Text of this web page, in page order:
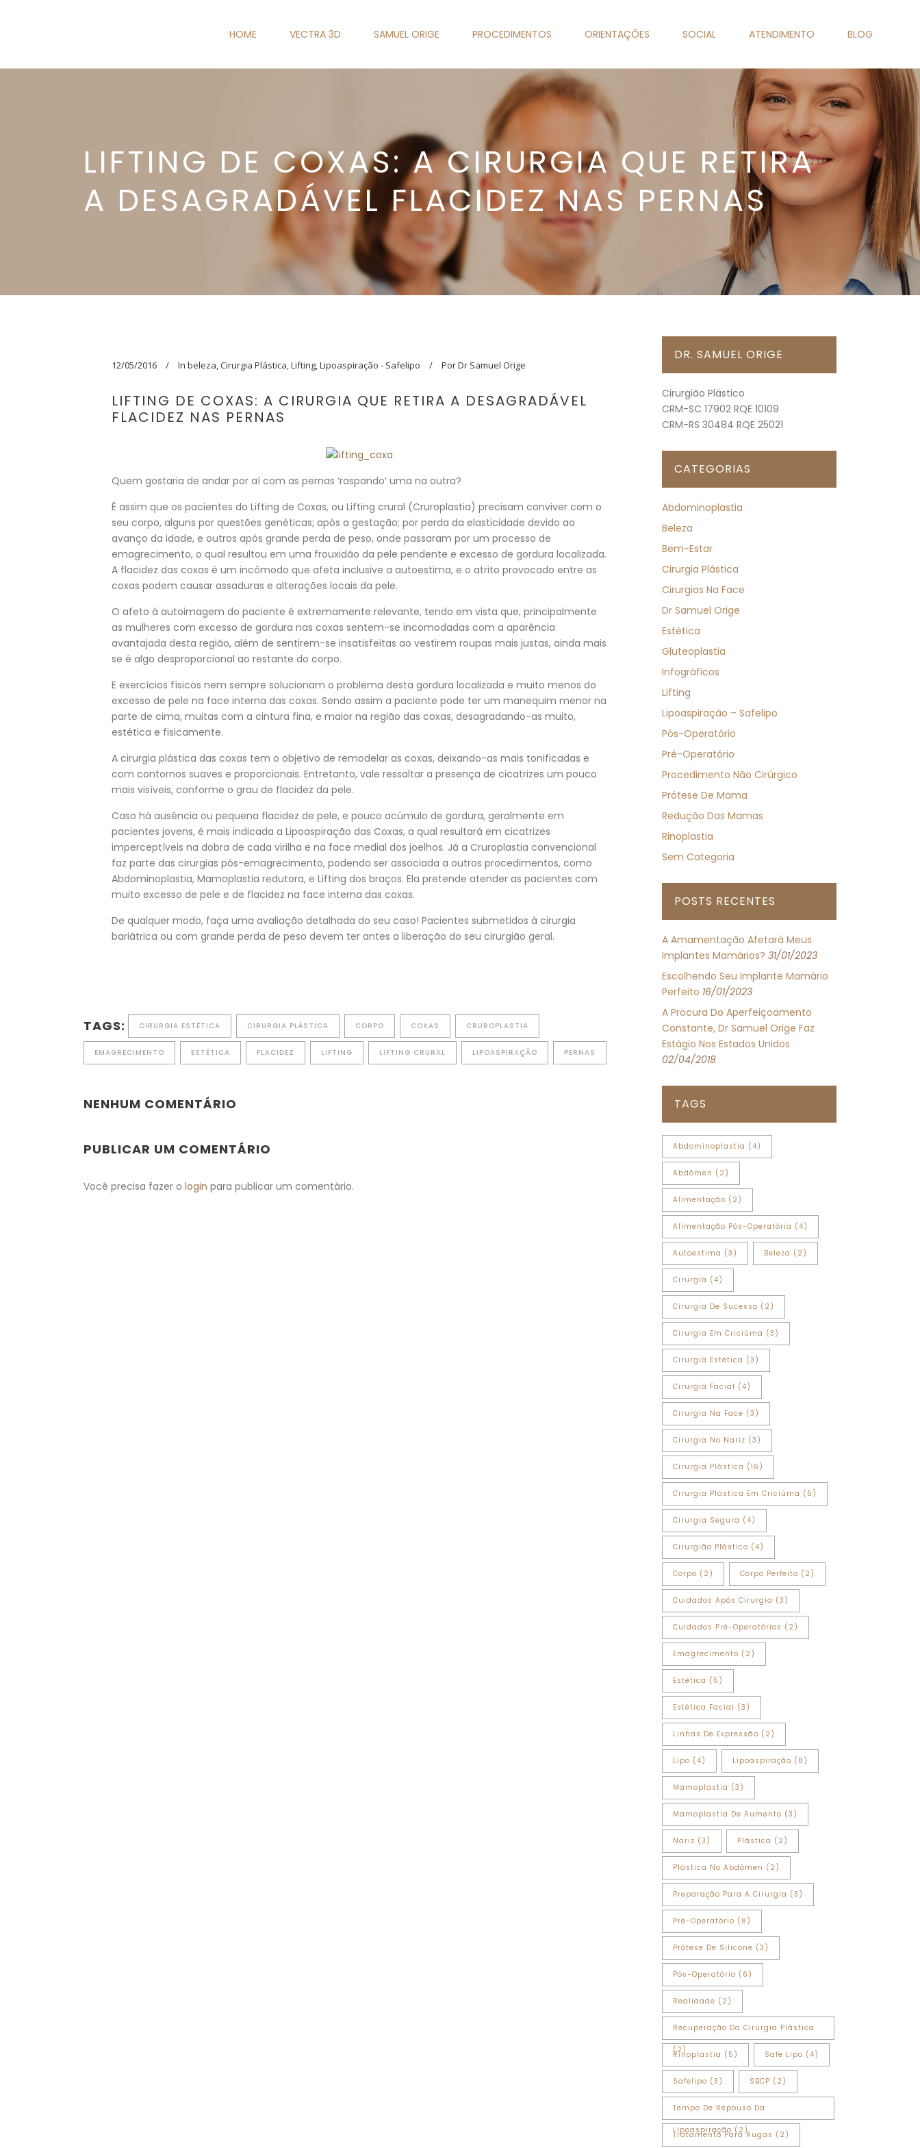
HOME VECTRA 3D SAMUEL ORIGE PROCEDIMENTOS ORIENTAÇÕES SOCIAL ATENDIMENTO BLOG
LIFTING DE COXAS: A CIRURGIA QUE RETIRA
A DESAGRADÁVEL FLACIDEZ NAS PERNAS
12/05/2016 In beleza,Cirurgia Plástica,Lifting,Lipoaspiração - Safelipo PorDr Samuel Orige
LIFTING DE COXAS: A CIRURGIA QUE RETIRA A DESAGRADÁVEL
FLACIDEZ NAS PERNAS
Quem gostaria de andar por aí com as pernas ‘raspando’ uma na outra?
É assim que os pacientes do Lifting de Coxas, ou Lifting crural (Cruroplastia) precisam conviver com o
seu corpo, alguns por questões genéticas; após a gestação; por perda da elasticidade devido ao
avanço da idade, e outros após grande perda de peso, onde passaram por um processo de
emagrecimento, o qual resultou em uma frouxidão da pele pendente e excesso de gordura localizada.
A flacidez das coxas é um incômodo que afeta inclusive a autoestima, e o atrito provocado entre as
coxas podem causar assaduras e alterações locais da pele.
O afeto à autoimagem do paciente é extremamente relevante, tendo em vista que, principalmente
as mulheres com excesso de gordura nas coxas sentem-se incomodadas com a aparência
avantajada desta região, além de sentirem-se insatisfeitas ao vestirem roupas mais justas, ainda mais
se é algo desproporcional ao restante do corpo.
E exercícios físicos nem sempre solucionam o problema desta gordura localizada e muito menos do
excesso de pele na face interna das coxas. Sendo assim a paciente pode ter um manequim menor na
parte de cima, muitas com a cintura fina, e maior na região das coxas, desagradando-as muito,
estética e fisicamente.
A cirurgia plástica das coxas tem o objetivo de remodelar as coxas, deixando-as mais tonificadas e
com contornos suaves e proporcionais. Entretanto, vale ressaltar a presença de cicatrizes um pouco
mais visíveis, conforme o grau de flacidez da pele.
Caso há ausência ou pequena flacidez de pele, e pouco acúmulo de gordura, geralmente em
pacientes jovens, é mais indicada a Lipoaspiração das Coxas, a qual resultará em cicatrizes
imperceptíveis na dobra de cada virilha e na face medial dos joelhos. Já a Cruroplastia convencional
faz parte das cirurgias pós-emagrecimento, podendo ser associada a outros procedimentos, como
Abdominoplastia, Mamoplastia redutora, e Lifting dos braços. Ela pretende atender as pacientes com
muito excesso de pele e de flacidez na face interna das coxas.
De qualquer modo, faça uma avaliação detalhada do seu caso! Pacientes submetidos à cirurgia
bariátrica ou com grande perda de peso devem ter antes a liberação do seu cirurgião geral.
TAGS: CIRURGIA ESTÉTICA CIRURGIA PLÁSTICA CORPO COXAS CRUROPLASTIA
EMAGRECIMENTO ESTÉTICA FLACIDEZ LIFTING LIFTING CRURAL LIPOASPIRAÇÃO PERNAS
NENHUM COMENTÁRIO
PUBLICAR UM COMENTÁRIO
Você precisa fazer o login para publicar um comentário.
DR. SAMUEL ORIGE
Cirurgião Plástico
CRM-SC 17902 RQE 10109
CRM-RS 30484 RQE 25021
CATEGORIAS
Abdominoplastia
Beleza
Bem-Estar
Cirurgia Plástica
Cirurgias Na Face
Dr Samuel Orige
Estética
Gluteoplastia
Infográficos
Lifting
Lipoaspiração – Safelipo
Pós-Operatório
Pré-Operatório
Procedimento Não Cirúrgico
Prótese De Mama
Redução Das Mamas
Rinoplastia
Sem Categoria
POSTS RECENTES
A Amamentação Afetará Meus
Implantes Mamários? 31/01/2023
Escolhendo Seu Implante Mamário
Perfeito 16/01/2023
A Procura Do Aperfeiçoamento
Constante, Dr Samuel Orige Faz
Estágio Nos Estados Unidos
02/04/2018
TAGS
Abdominoplastia (4)
Abdômen (2)
Alimentação (2)
Alimentação Pós-Operatória (4)
Autoestima (3) Beleza (2)
Cirurgia (4)
Cirurgia De Sucesso (2)
Cirurgia Em Criciúma (3)
Cirurgia Estética (3)
Cirurgia Facial (4)
Cirurgia Na Face (3)
Cirurgia No Nariz (3)
Cirurgia Plástica (16)
Cirurgia Plástica Em Criciúma (5)
Cirurgia Segura (4)
Cirurgião Plástico (4)
Corpo (2) Corpo Perfeito (2)
Cuidados Após Cirurgia (3)
Cuidados Pré-Operatórios (2)
Emagrecimento (2)
Estética (5)
Estética Facial (3)
Linhas De Expressão (2)
Lipo (4) Lipoaspiração (8)
Mamoplastia (3)
Mamoplastia De Aumento (3)
Nariz (3) Plástica (2)
Plástica No Abdômen (2)
Preparação Para A Cirurgia (3)
Pré-Operatório (8)
Prótese De Silicone (3)
Pós-Operatório (6)
Realidade (2)
Recuperação Da Cirurgia Plástica
(2)
Rinoplastia (5) Safe Lipo (4)
Safelipo (3) SBCP (2)
Tempo De Repouso Da
Lipoaspiração (2)
Tratamento Para Rugas (2)